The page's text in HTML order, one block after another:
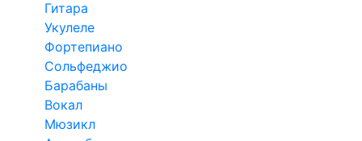
Гитара
Укулеле
Фортепиано
Сольфеджио
Барабаны
Вокал
Мюзикл